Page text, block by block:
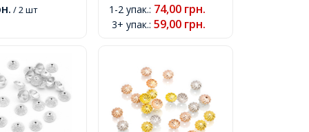
/ 2 шт
1-2 упак.: 74,00 грн.
3+ упак.: 59,00 грн.